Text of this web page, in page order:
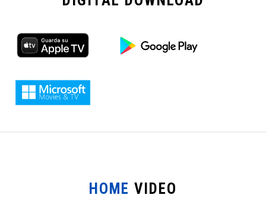
HOME VIDEO